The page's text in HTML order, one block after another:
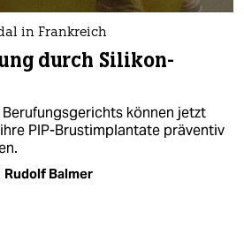
in Frankreich
durch Silikon-
können jetzt
PIP-Brustimplantate präventiv
Rudolf Balmer